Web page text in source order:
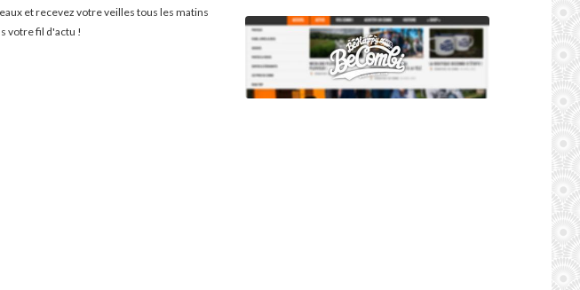
et recevez votre veilles tous les matins
votre fil d'actu !